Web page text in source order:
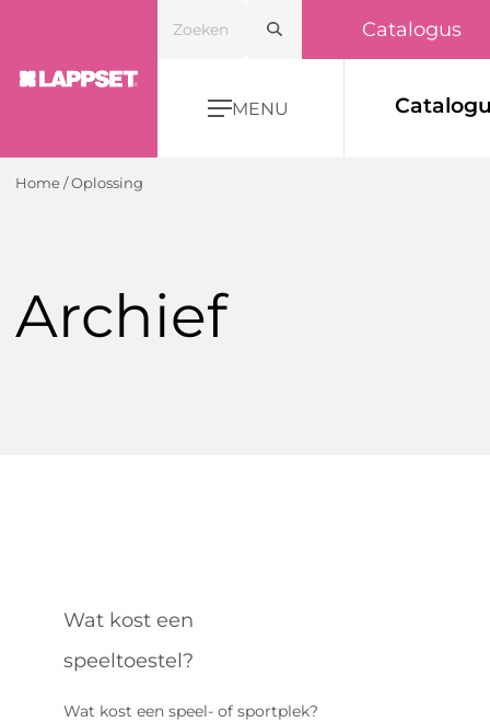
Catalogus
MENU
Home /Oplossing
Archief
Wat kost een
speeltoestel?
Wat kost een speel- of sportplek?